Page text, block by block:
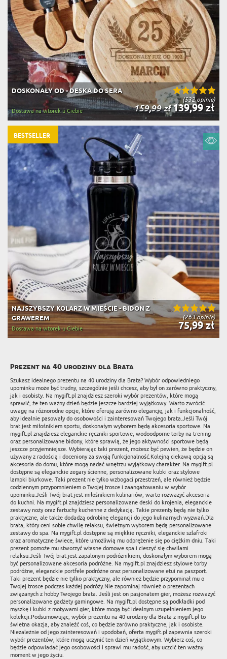
(532 opinie)
DOSKONAŁY OD - DESKA DO SERA
159,99 zł139,99 zł
Dostawa na wtorek u Ciebie
(263 opinie)
NAJSZYBSZY KOLARZ W MIEŚCIE - BIDON Z
GRAWEREM
75,99 zł
Dostawa na wtorek u Ciebie
BESTSELLER
Prezent na 40 urodziny dla Brata
Szukasz idealnego prezentu na 40 urodziny dla Brata? Wybór odpowiedniego
upominku może być trudny, szczególnie jeśli chcesz, aby był on zarówno praktyczny,
jak i osobisty. Na mygift.pl znajdziesz szeroki wybór prezentów, które mogą
sprawić, że ten ważny dzień będzie jeszcze bardziej wyjątkowy. Warto zwrócić
uwagę na różnorodne opcje, które oferują zarówno elegancję, jak i funkcjonalność,
aby idealnie pasowały do osobowości i zainteresowań Twojego brata.Jeśli Twój
brat jest miłośnikiem sportu, doskonałym wyborem będą akcesoria sportowe. Na
mygift.pl znajdziesz eleganckie ręczniki sportowe, wodoodporne torby na trening
oraz personalizowane bidony, które sprawią, że jego aktywności sportowe będą
jeszcze przyjemniejsze. Wybierając taki prezent, możesz być pewien, że będzie on
używany z radością i doceniony za swoją funkcjonalność.Kolejną ciekawą opcją są
akcesoria do domu, które mogą nadać wnętrzu wyjątkowy charakter. Na mygift.pl
dostępne są eleganckie zegary ścienne, personalizowane kubki oraz stylowe
lampki biurkowe. Taki prezent nie tylko wzbogaci przestrzeń, ale również będzie
codziennym przypomnieniem o Twojej trosce i zaangażowaniu w wybór
upominku.Jeśli Twój brat jest miłośnikiem kulinariów, warto rozważyć akcesoria
do kuchni. Na mygift.pl znajdziesz personalizowane deski do krojenia, eleganckie
zestawy noży oraz fartuchy kuchenne z dedykacją. Takie prezenty będą nie tylko
praktyczne, ale także dodadzą odrobinę elegancji do jego kulinarnych wyzwań.Dla
brata, który ceni sobie chwilę relaksu, świetnym wyborem będą personalizowane
zestawy do spa. Na mygift.pl dostępne są miękkie ręczniki, eleganckie szlafroki
oraz aromatyczne świece, które umożliwią mu odprężenie się po ciężkim dniu. Taki
prezent pomoże mu stworzyć własne domowe spa i cieszyć się chwilami
relaksu.Jeśli Twój brat jest zapalonym podróżnikiem, doskonałym wyborem mogą
być personalizowane akcesoria podróżne. Na mygift.pl znajdziesz stylowe torby
podróżne, eleganckie portfele podróżne oraz personalizowane etui na paszport.
Taki prezent będzie nie tylko praktyczny, ale również będzie przypominał mu o
Twojej trosce podczas każdej podróży.Nie zapominaj również o prezentach
związanych z hobby Twojego brata. Jeśli jest on pasjonatem gier, możesz rozważyć
personalizowane gadżety gamingowe. Na mygift.pl dostępne są podkładki pod
myszkę i kubki z motywami gier, które mogą być idealnym uzupełnieniem jego
kolekcji.Podsumowując, wybór prezentu na 40 urodziny dla Brata z mygift.pl to
świetna okazja, aby znaleźć coś, co będzie zarówno praktyczne, jak i osobiste.
Niezależnie od jego zainteresowań i upodobań, oferta mygift.pl zapewnia szeroki
wybór prezentów, które mogą uczynić ten dzień wyjątkowym. Wybierz coś, co
będzie odpowiadać jego osobowości i sprawi mu radość, aby uczcić ten ważny
moment w jego życiu.